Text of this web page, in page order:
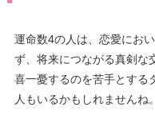
運命数4の人は、恋愛にお
ず、将来につながる真剣な
喜一憂するのを苦手とする
人もいるかもしれませんね。